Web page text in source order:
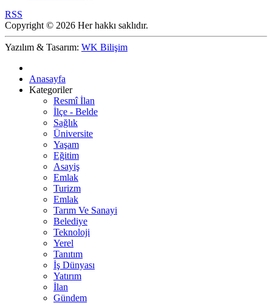
RSS
Copyright © 2026 Her hakkı saklıdır.
Yazılım & Tasarım: WK Bilişim
Anasayfa
Kategoriler
Resmî İlan
İlçe - Belde
Sağlık
Üniversite
Yaşam
Eğitim
Asayiş
Emlak
Turizm
Emlak
Tarım Ve Sanayi
Belediye
Teknoloji
Yerel
Tanıtım
İş Dünyası
Yatırım
İlan
Gündem